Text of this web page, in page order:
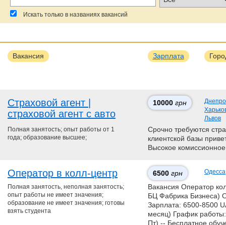
Искать только в названиях вакансий
Вакансия Зарплата
Страховой агент |
страховой агент с авто
10000 грн
Львов
Полная занятость; опыт работы от 1
года; образование высшее;
Срочно требуются
клиентской базы
Высокое
Оператор в колл-центр 6500 грн Одесса
Полная занятость, неполная занятость;
опыт работы не имеет значения;
образование не имеет значения; готовы
взять студента
Вакансия Оператор
БЦ Фабрика Бизнеса)
Зарплата: 6500-8500
месяц) График
Пт) -- Бесплатное